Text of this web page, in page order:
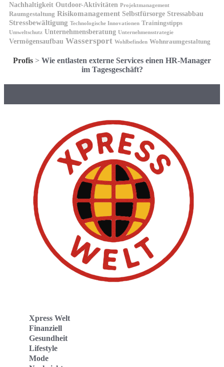
Nachhaltigkeit Outdoor-Aktivitäten Projektmanagement
Raumgestaltung Risikomanagement Selbstfürsorge Stressabbau
Stressbewältigung Technologische Innovationen Trainingstipps
Umweltschutz Unternehmensberatung Unternehmensstrategie
Vermögensaufbau Wassersport Wohlbefinden Wohnraumgestaltung
Profis > Wie entlasten externe Services einen HR-Manager
im Tagesgeschäft?
Xpress Welt
Finanziell
Gesundheit
Lifestyle
Mode